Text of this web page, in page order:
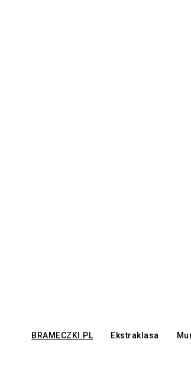
BRAMECZKI.PL Ekstraklasa